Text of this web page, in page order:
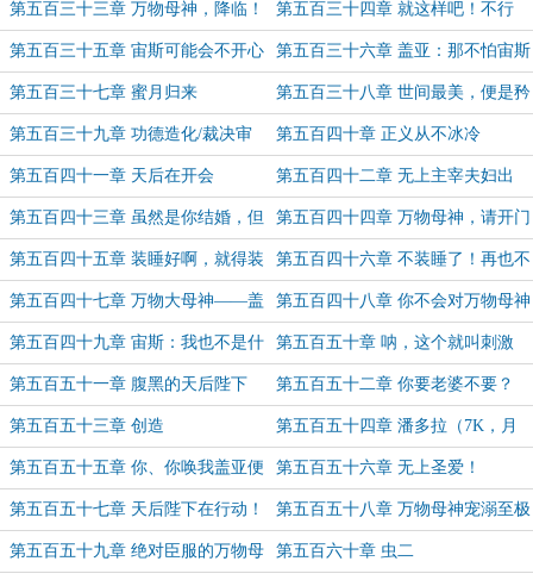
冬又走啦
第五百三十三章 万物母神，降临！ 第五百三十四章 就这样吧！不行
第五百三十五章 宙斯可能会不开心
的
第五百三十六章 盖亚：那不怕宙斯
是假的
第五百三十七章 蜜月归来 第五百三十八章 世间最美，便是矜
持女子的脸红与情话
第五百三十九章 功德造化/裁决审
判！
第五百四十章 正义从不冰冷
第五百四十一章 天后在开会 第五百四十二章 无上主宰夫妇出
行！
第五百四十三章 虽然是你结婚，但
我们才是主角哦（5.2K）
第五百四十四章 万物母神，请开门
~（6K）
第五百四十五章 装睡好啊，就得装
啊（6K）
第五百四十六章 不装睡了！再也不
装了！（6.4K）
第五百四十七章 万物大母神——盖
亚！（9.8K）
第五百四十八章 你不会对万物母神
做什么了吧？
第五百四十九章 宙斯：我也不是什
么魔鬼
第五百五十章 呐，这个就叫刺激
第五百五十一章 腹黑的天后陛下 第五百五十二章 你要老婆不要？
第五百五十三章 创造 第五百五十四章 潘多拉（7K，月
初求月票~）
第五百五十五章 你、你唤我盖亚便
好（7.6K，月初求月票~）
第五百五十六章 无上圣爱！
第五百五十七章 天后陛下在行动！
（7.5K）
第五百五十八章 万物母神宠溺至极
的爱
第五百五十九章 绝对臣服的万物母 第五百六十章 虫二